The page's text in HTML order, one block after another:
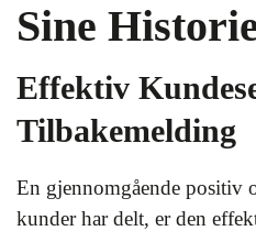
Sine
Effektiv
Tilbakemelding
En gjennomgående positiv
kunder har delt, er den